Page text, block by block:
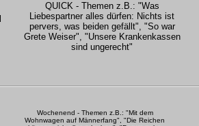
QUICK - Themen z.B.: "Was
Liebespartner alles dürfen: Nichts ist
pervers, was beiden gefällt", "So war
Grete Weiser", "Unsere Krankenkassen
sind ungerecht"
Wochenend - Themen z.B.: "Mit dem
Wohnwagen auf Männerfang", "Die Reichen